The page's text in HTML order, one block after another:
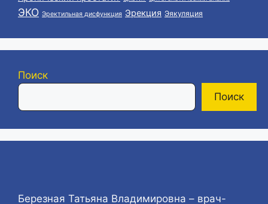
ЭКО Эректильная дисфункция Эрекция Эякуляция
Поиск
Поиск
Березная Татьяна Владимировна – врач-